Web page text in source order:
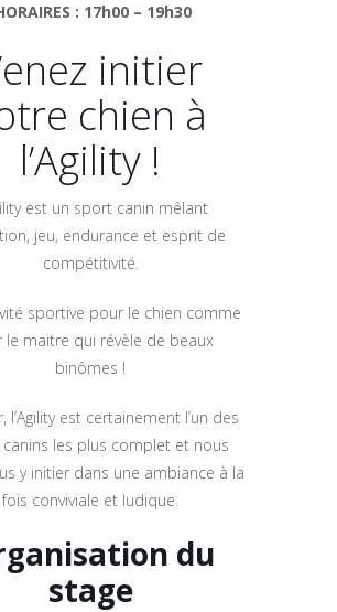
: 17h00 – 19h30
initier
chien à
l’Agility !
est un sport canin mêlant
jeu, endurance et esprit de
compétitivité.
sportive pour le chien comme
le maitre qui révèle de beaux
binômes !
l’Agility est certainement l’un des
les plus complet et nous
y initier dans une ambiance à la
fois conviviale et ludique.
du
stage